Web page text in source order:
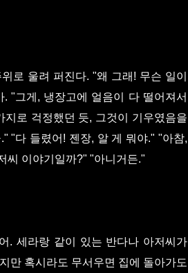
로 울려 퍼진다. "왜 그래! 무슨 일이
"그게, 냉장고에 얼음이 다 떨어져서
지로 걱정했던 듯, 그것이 기우였음을
"다 들렸어! 젠장, 알 게 뭐야." "아참,
씨 이야기일까?" "아니거든."
. 세라랑 같이 있는 반다나 아저씨가
만 혹시라도 무서우면 집에 돌아가도